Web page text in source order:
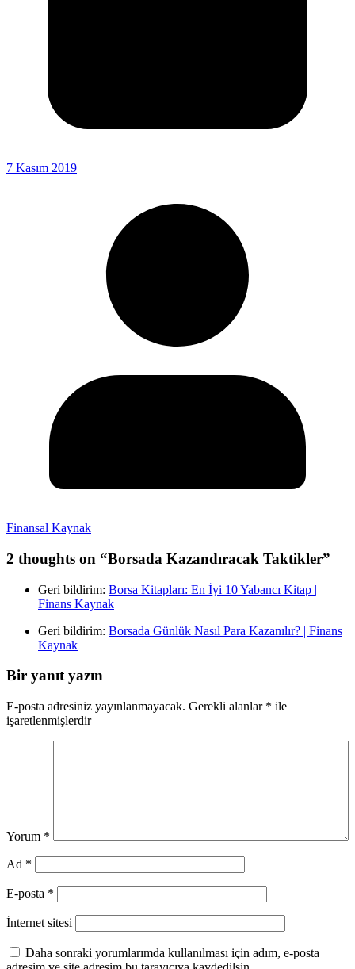
7 Kasım 2019
Finansal Kaynak
2 thoughts on “Borsada Kazandıracak Taktikler”
Geri bildirim: Borsa Kitapları: En İyi 10 Yabancı Kitap |
Finans Kaynak
Geri bildirim: Borsada Günlük Nasıl Para Kazanılır? | Finans
Kaynak
Bir yanıt yazın
E-posta adresiniz yayınlanmayacak. Gerekli alanlar * ile
işaretlenmişlerdir
Yorum *
Ad *
E-posta *
İnternet sitesi
Daha sonraki yorumlarımda kullanılması için adım, e-posta